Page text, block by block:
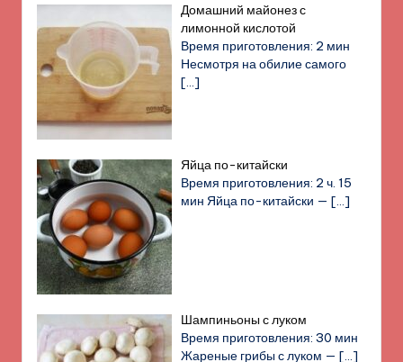
Домашний майонез с
лимонной кислотой
Время приготовления: 2 мин
Несмотря на обилие самого
[…]
Яйца по-китайски
Время приготовления: 2 ч. 15
мин Яйца по-китайски —[…]
Шампиньоны с луком
Время приготовления: 30 мин
Жареные грибы с луком —[…]